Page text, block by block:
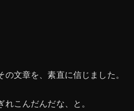
文章を、素直に信じました。
こんだんだな、と。